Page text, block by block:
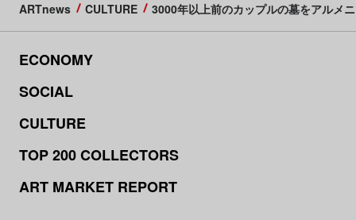
ARTnews CULTURE 3000年以上前のカップルの墓をアルメ
ECONOMY
SOCIAL
CULTURE
TOP 200 COLLECTORS
ART MARKET REPORT